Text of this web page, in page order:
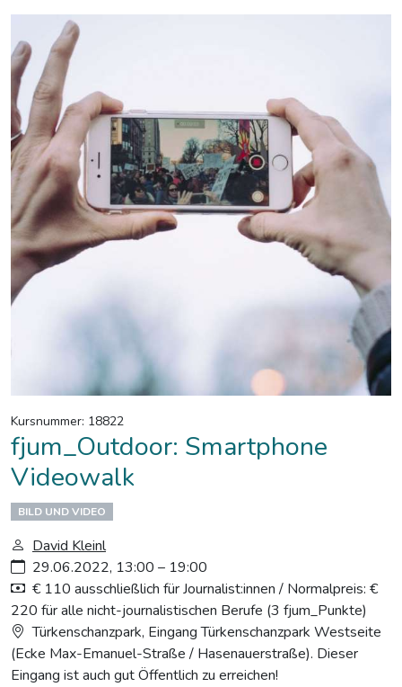
Kursnummer: 18822
fjum_Outdoor: Smartphone
Videowalk
BILD UND VIDEO
David Kleinl
29.06.2022, 13:00 – 19:00
€ 110 ausschließlich für Journalist:innen / Normalpreis: €
220 für alle nicht-journalistischen Berufe (3 fjum_Punkte)
Türkenschanzpark, Eingang Türkenschanzpark Westseite
(Ecke Max-Emanuel-Straße / Hasenauerstraße). Dieser
Eingang ist auch gut Öffentlich zu erreichen!